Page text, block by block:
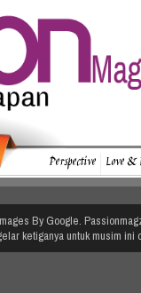
Perspective Love
By Google.
ketiganya untuk musim